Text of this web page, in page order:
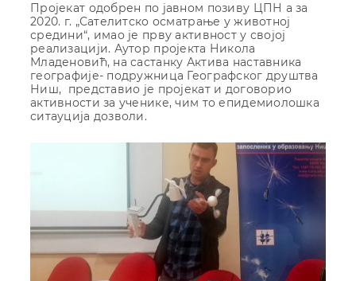
Пројекат одобрен по јавном позиву ЦПН а за
2020. г. „Сателитско осматрање у животној
средини“, имао је прву активност у својој
реализацији. Аутор пројекта Никола
Младеновић, на састанку Актива наставника
географије- подружница Географског друштва
Ниш, представио је пројекат и договорио
активности за ученике, чим то епидемиолошка
ситауција дозволи.